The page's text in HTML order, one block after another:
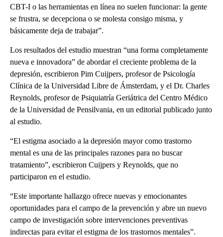
CBT-I o las herramientas en línea no suelen funcionar: la gente
se frustra, se decepciona o se molesta consigo misma, y
básicamente deja de trabajar”.
Los resultados del estudio muestran “una forma completamente
nueva e innovadora” de abordar el creciente problema de la
depresión, escribieron Pim Cuijpers, profesor de Psicología
Clínica de la Universidad Libre de Ámsterdam, y el Dr. Charles
Reynolds, profesor de Psiquiatría Geriátrica del Centro Médico
de la Universidad de Pensilvania, en un editorial publicado junto
al estudio.
“El estigma asociado a la depresión mayor como trastorno
mental es una de las principales razones para no buscar
tratamiento”, escribieron Cuijpers y Reynolds, que no
participaron en el estudio.
“Este importante hallazgo ofrece nuevas y emocionantes
oportunidades para el campo de la prevención y abre un nuevo
campo de investigación sobre intervenciones preventivas
indirectas para evitar el estigma de los trastornos mentales”.